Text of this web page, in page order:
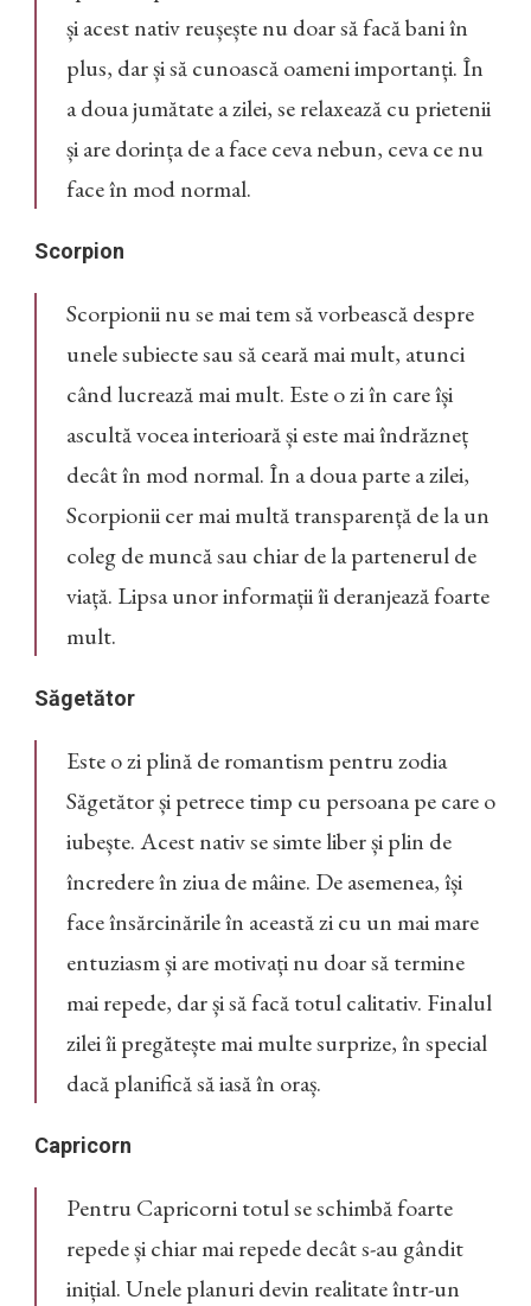
și acest nativ reușește nu doar să facă bani în
plus, dar și să cunoască oameni importanți. În
a doua jumătate a zilei, se relaxează cu prietenii
și are dorința de a face ceva nebun, ceva ce nu
face în mod normal.
Scorpion
Scorpionii nu se mai tem să vorbească despre
unele subiecte sau să ceară mai mult, atunci
când lucrează mai mult. Este o zi în care își
ascultă vocea interioară și este mai îndrăzneț
decât în mod normal. În a doua parte a zilei,
Scorpionii cer mai multă transparență de la un
coleg de muncă sau chiar de la partenerul de
viață. Lipsa unor informații îi deranjează foarte
mult.
Săgetător
Este o zi plină de romantism pentru zodia
Săgetător și petrece timp cu persoana pe care o
iubește. Acest nativ se simte liber și plin de
încredere în ziua de mâine. De asemenea, își
face însărcinările în această zi cu un mai mare
entuziasm și are motivați nu doar să termine
mai repede, dar și să facă totul calitativ. Finalul
zilei îi pregătește mai multe surprize, în special
dacă planifică să iasă în oraș.
Capricorn
Pentru Capricorni totul se schimbă foarte
repede și chiar mai repede decât s-au gândit
inițial. Unele planuri devin realitate într-un